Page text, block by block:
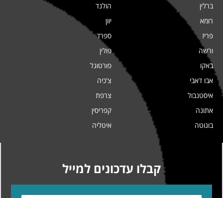
ברלין
רומא
פריז
ורשה
באקו
אבו דאבי
איסטנבול
אתונה
בוגוטה
הולנד
יוון
ספרד
פולין
פורטוגל
צ'כיה
צרפת
קפריסין
איטליה
קבלו עדכונים למייל